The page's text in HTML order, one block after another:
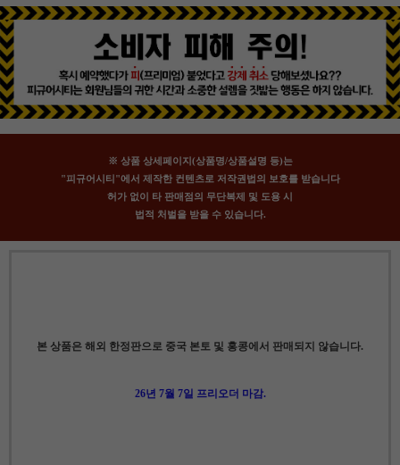
※ 상품 상세페이지(상품명/상품설명 등)는
"피규어시티"에서 제작한 컨텐츠로 저작권법의 보호를 받습니다
허가 없이 타 판매점의 무단복제 및 도용 시
법적 처벌을 받을 수 있습니다.
본 상품은 해외 한정판으로 중국 본토 및 홍콩에서 판매되지 않습니다.
26년 7월 7일 프리오더 마감.